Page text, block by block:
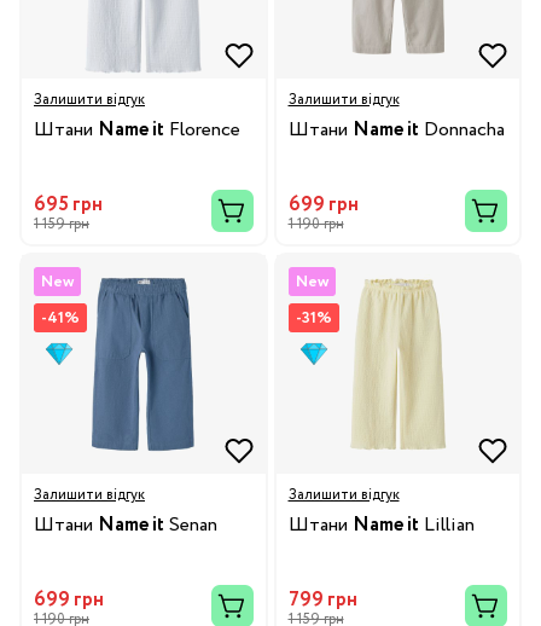
Залишити відгук
Штани Name it Florence
695 грн
1 159 грн
Залишити відгук
Штани Name it Donnacha
699 грн
1 190 грн
New
-41%
Залишити відгук
Штани Name it Senan
699 грн
1 190 грн
New
-31%
Залишити відгук
Штани Name it Lillian
799 грн
1 159 грн